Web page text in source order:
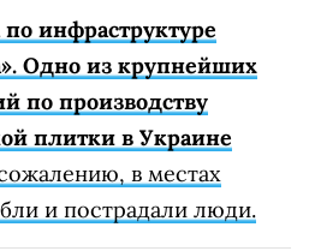
инфраструктуре
Одно из крупнейших
по производству
плитки в Украине
в местах
и пострадали люди.